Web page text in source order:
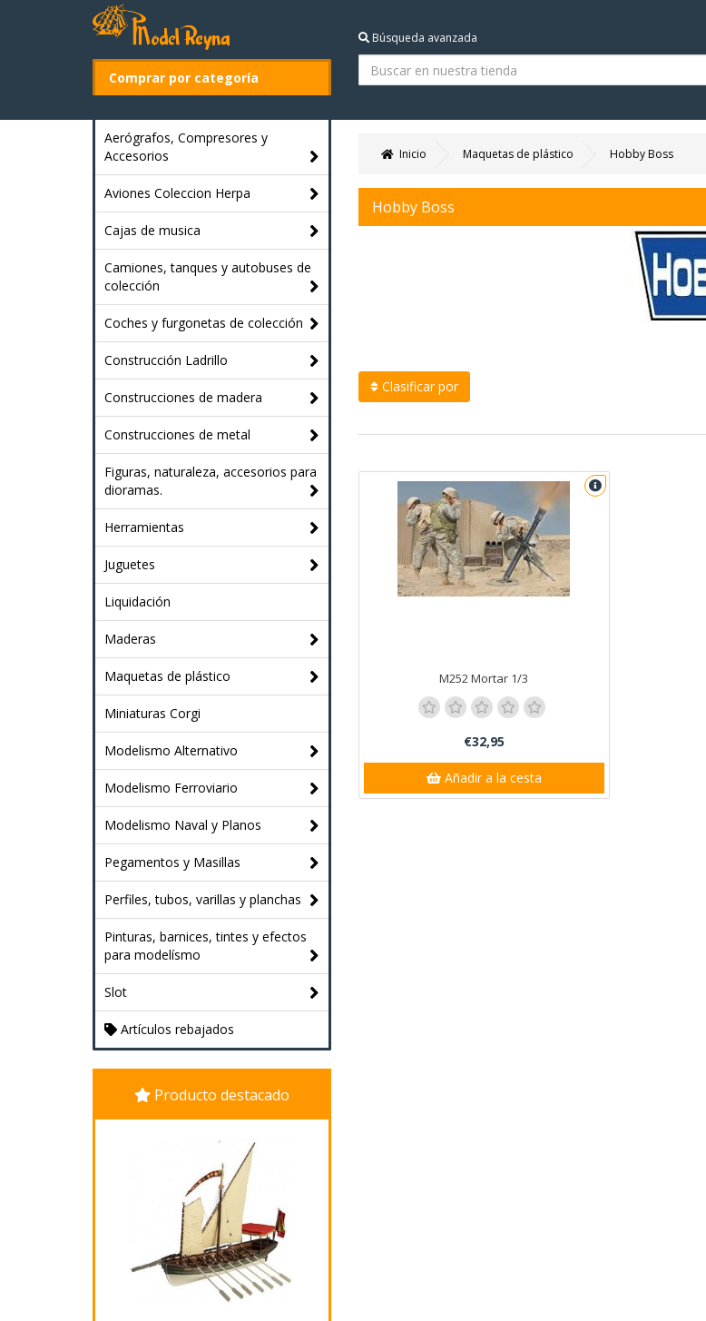
Comprar por categoría
Búsqueda avanzada
Aerógrafos, Compresores y
Accesorios
Aviones Coleccion Herpa
Cajas de musica
Camiones, tanques y autobuses de
colección
Coches y furgonetas de colección
Construcción Ladrillo
Construcciones de madera
Construcciones de metal
Figuras, naturaleza, accesorios para
dioramas.
Herramientas
Juguetes
Liquidación
Maderas
Maquetas de plástico
Miniaturas Corgi
Modelismo Alternativo
Modelismo Ferroviario
Modelismo Naval y Planos
Pegamentos y Masillas
Perfiles, tubos, varillas y planchas
Pinturas, barnices, tintes y efectos
para modelísmo
Slot
Artículos rebajados
Producto destacado
Inicio Maquetas de plástico Hobby Boss
Hobby Boss
Clasificar por
M252 Mortar 1/3
€32,95
Añadir a la cesta